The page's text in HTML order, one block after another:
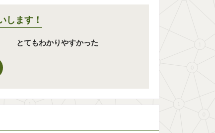
します！
とてもわかりやすかった